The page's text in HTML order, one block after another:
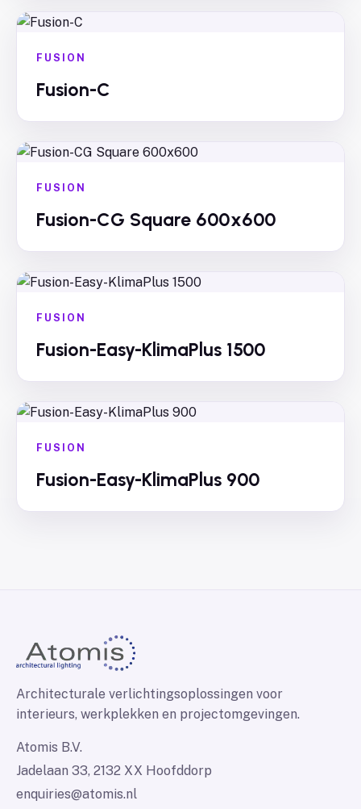
FUSION
Fusion-C
FUSION
Fusion-CG Square 600x600
FUSION
Fusion-Easy-KlimaPlus 1500
FUSION
Fusion-Easy-KlimaPlus 900
Architecturale verlichtingsoplossingen voor
interieurs, werkplekken en projectomgevingen.
Atomis B.V.
Jadelaan 33, 2132 XX Hoofddorp
enquiries@atomis.nl